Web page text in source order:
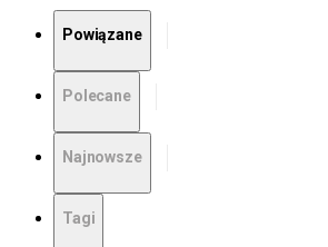
Powiązane
Polecane
Najnowsze
Tagi